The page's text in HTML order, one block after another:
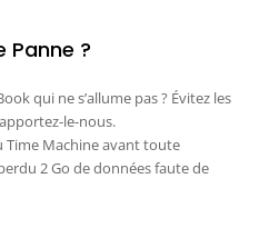
Panne ?
qui ne s’allume pas ? Évitez les
le-nous.
Time Machine avant toute
2 Go de données faute de